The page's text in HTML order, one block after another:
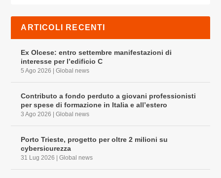
ARTICOLI RECENTI
Ex Olcese: entro settembre manifestazioni di
interesse per l’edificio C
5 Ago 2026 |Global news
Contributo a fondo perduto a giovani professionisti
per spese di formazione in Italia e all’estero
3 Ago 2026 |Global news
Porto Trieste, progetto per oltre 2 milioni su
cybersicurezza
31 Lug 2026 |Global news